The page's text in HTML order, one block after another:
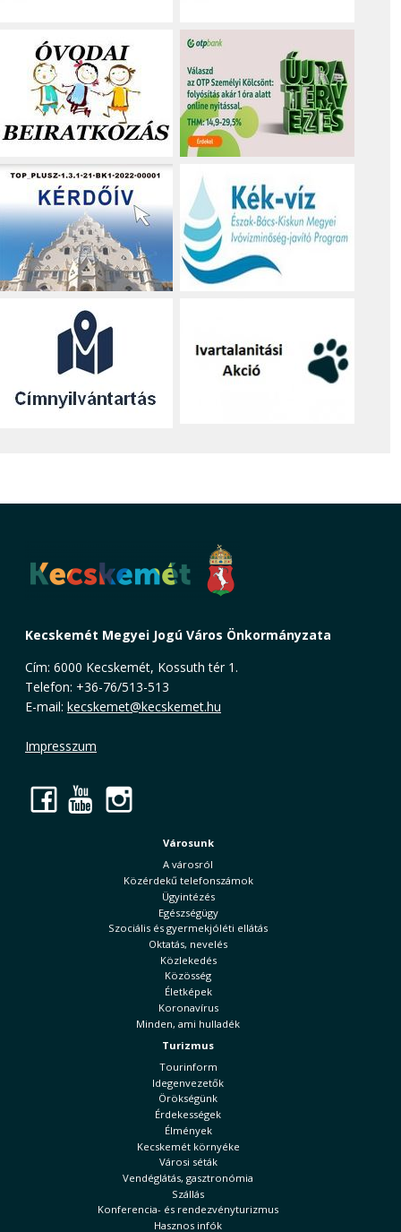
Kecskemét Megyei Jogú Város Önkormányzata
Cím: 6000 Kecskemét, Kossuth tér 1.
Telefon: +36-76/513-513
E-mail: kecskemet@kecskemet.hu
Impresszum
Facebook
YouTube
Városunk
A városról
Közérdekű telefonszámok
Ügyintézés
Egészségügy
Szociális és gyermekjóléti ellátás
Oktatás, nevelés
Közlekedés
Közösség
Életképek
Koronavírus
Minden, ami hulladék
Turizmus
Tourinform
Idegenvezetők
Örökségünk
Érdekességek
Élmények
Kecskemét környéke
Városi séták
Vendéglátás, gasztronómia
Szállás
Konferencia- és rendezvényturizmus
Hasznos infók